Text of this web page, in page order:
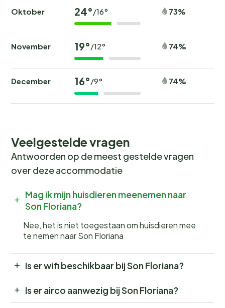
Oktober 24°/16° 73%
November 19°/12° 74%
December 16°/9° 74%
Veelgestelde vragen
Antwoorden op de meest gestelde vragen
over deze accommodatie
Mag ik mijn huisdieren meenemen naar
Son Floriana?
Nee, het is niet toegestaan om huisdieren mee
te nemen naar Son Floriana
Is er wifi beschikbaar bij Son Floriana?
Is er airco aanwezig bij Son Floriana?